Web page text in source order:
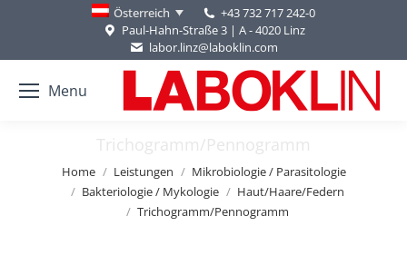
Österreich
+43 732 717 242-0
Paul-Hahn-Straße 3 | A - 4020 Linz
labor.linz@laboklin.com
Menu
Trichogramm/Pennogramm
You are here:
Home Leistungen
Mikrobiologie / Parasitologie
Bakteriologie / Mykologie
Haut/Haare/Federn
Trichogramm/Pennogramm